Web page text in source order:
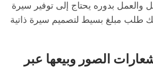
بدوره يحتاج إلى توفير سيرة
طلب مبلغ بسيط لتصميم سيرة ذاتية
الصور وبيعها عبر